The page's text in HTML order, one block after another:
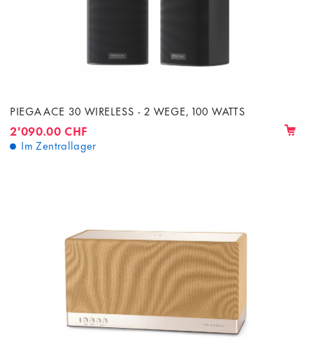
PIEGA ACE 30 WIRELESS - 2 WEGE, 100 WATTS
2'090.00 CHF
Im Zentrallager